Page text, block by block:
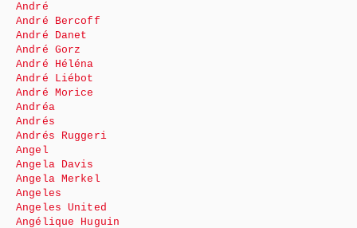
André
André Bercoff
André Danet
André Gorz
André Héléna
André Liébot
André Morice
Andréa
Andrés
Andrés Ruggeri
Angel
Angela Davis
Angela Merkel
Angeles
Angeles United
Angélique Huguin